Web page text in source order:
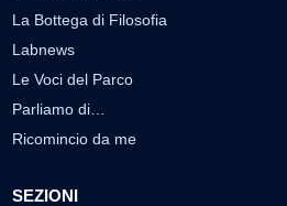
La Bottega di Filosofia
Labnews
Le Voci del Parco
Parliamo di…
Ricomincio da me
SEZIONI